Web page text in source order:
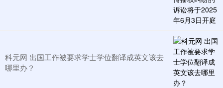
科元网 出国工作被要求学士学位翻译成英文该去
哪里办？